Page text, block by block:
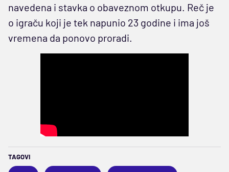
navedena i stavka o obaveznom otkupu. Reč je
o igraču koji je tek napunio 23 godine i ima još
vremena da ponovo proradi.
TAGOVI